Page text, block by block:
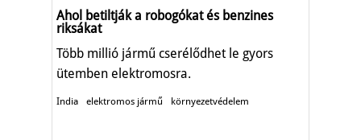
Ahol betiltják a robogókat és benzines
riksákat
Több millió jármű cserélődhet le gyors
ütemben elektromosra.
India elektromos jármű környezetvédelem